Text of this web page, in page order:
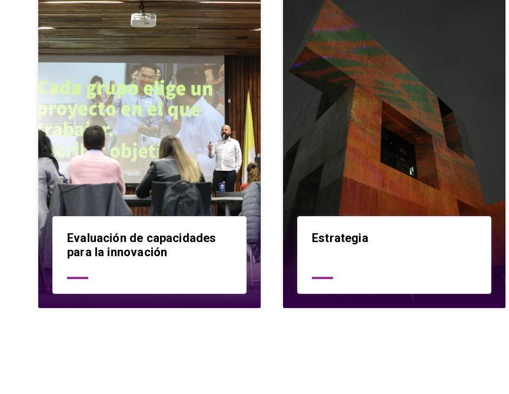
Evaluación de capacidades
para la innovación
Estrategia